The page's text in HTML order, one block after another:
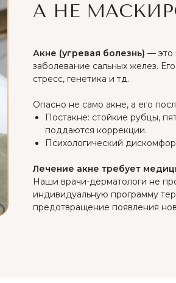
А НЕ
Акне (угревая болезнь) — это
заболевание сальных желез.
стресс, генетика и тд.
Опасно не само акне, а его
Постакне: стойкие рубцы,
поддаются коррекции.
Психологический
Лечение акне требует
Наши врачи-дерматологи не
индивидуальную программу
предотвращение появления